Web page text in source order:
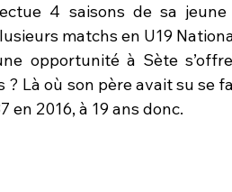
4 saisons de sa
matchs en U19
opportunité à Sète
? Là où son père avait su se
en 2016, à 19 ans donc.